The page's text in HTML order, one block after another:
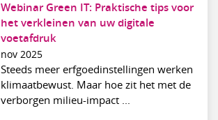
Webinar Green IT: Praktische tips voor
het verkleinen van uw digitale
voetafdruk
nov 2025
Steeds meer erfgoedinstellingen werken
klimaatbewust. Maar hoe zit het met de
verborgen milieu-impact ...